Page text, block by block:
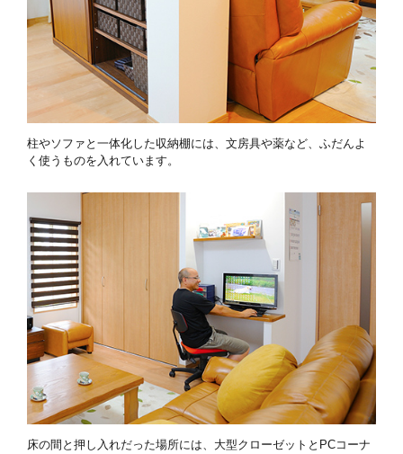
柱やソファと一体化した収納棚には、文房具や薬など、ふだんよ
く使うものを入れています。
床の間と押し入れだった場所には、大型クローゼットとPCコーナ